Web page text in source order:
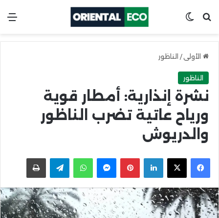
ابحث عنSwitch skin
الأولى / الناظور
الناظور
نشرة إنذارية: أمطار قوية
ورياح عاتية تضرب الناظور
والدريوش
Facebook
X
LinkedIn
Pinterest
Messenger
WhatsApp
Telegramاطبعها